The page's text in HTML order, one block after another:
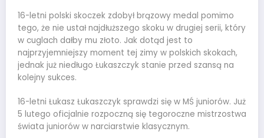
16-letni polski skoczek zdobył brązowy medal pomimo
tego, że nie ustał najdłuższego skoku w drugiej serii, który
w cuglach dałby mu złoto. Jak dotąd jest to
najprzyjemniejszy moment tej zimy w polskich skokach,
jednak już niedługo Łukaszczyk stanie przed szansą na
kolejny sukces.
16-letni Łukasz Łukaszczyk sprawdzi się w MŚ juniorów. Już
5 lutego oficjalnie rozpoczną się tegoroczne mistrzostwa
świata juniorów w narciarstwie klasycznym.